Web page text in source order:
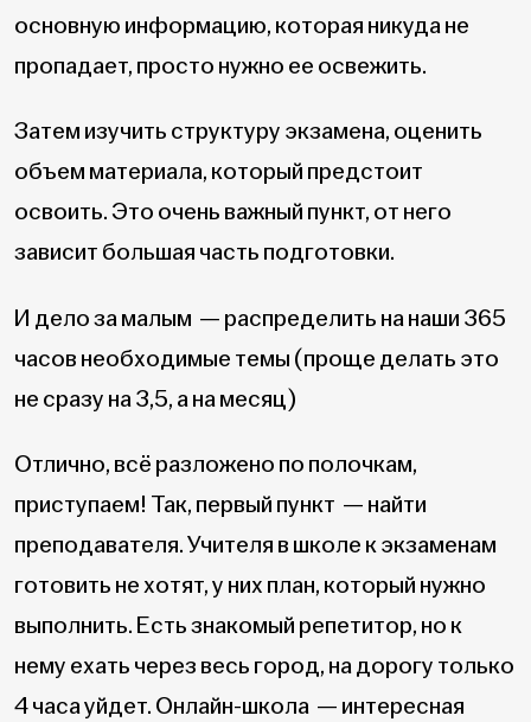
основную информацию, которая никуда не
пропадает, просто нужно ее освежить.
Затем изучить структуру экзамена, оценить
объем материала, который предстоит
освоить. Это очень важный пункт, от него
зависит большая часть подготовки.
И дело за малым — распределить на наши 365
часов необходимые темы (проще делать это
не сразу на 3,5, а на месяц)
Отлично, всё разложено по полочкам,
приступаем! Так, первый пункт — найти
преподавателя. Учителя в школе к экзаменам
готовить не хотят, у них план, который нужно
выполнить. Есть знакомый репетитор, но к
нему ехать через весь город, на дорогу только
4 часа уйдет. Онлайн-школа — интересная